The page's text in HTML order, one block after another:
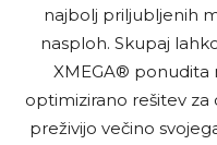
najbolj priljubljenih
nasploh. Skupaj
XMEGA® ponudita
optimizirano rešitev za
preživijo večino